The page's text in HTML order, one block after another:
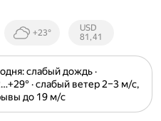
+23°
Курсы ЦБ
РФ
USD
81,41
слабый дождь ·
· слабый ветер 2⁠–⁠3 м⁠/⁠с,
до 19 м⁠/⁠с